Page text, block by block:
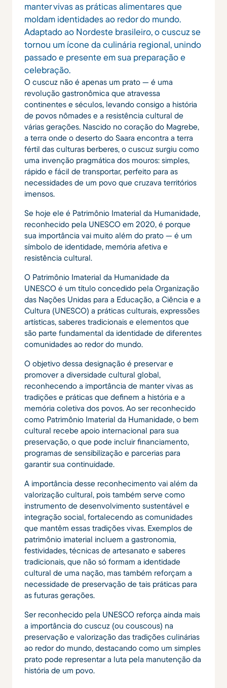
manter vivas as práticas alimentares que
moldam identidades ao redor do mundo.
Adaptado ao Nordeste brasileiro, o cuscuz se
tornou um ícone da culinária regional, unindo
passado e presente em sua preparação e
celebração.
O cuscuz não é apenas um prato — é uma
revolução gastronômica que atravessa
continentes e séculos, levando consigo a história
de povos nômades e a resistência cultural de
várias gerações. Nascido no coração do Magrebe,
a terra onde o deserto do Saara encontra a terra
fértil das culturas berberes, o cuscuz surgiu como
uma invenção pragmática dos mouros: simples,
rápido e fácil de transportar, perfeito para as
necessidades de um povo que cruzava territórios
imensos.
Se hoje ele é Patrimônio Imaterial da Humanidade,
reconhecido pela UNESCO em 2020, é porque
sua importância vai muito além do prato — é um
símbolo de identidade, memória afetiva e
resistência cultural.
O Patrimônio Imaterial da Humanidade da
UNESCO é um título concedido pela Organização
das Nações Unidas para a Educação, a Ciência e a
Cultura (UNESCO) a práticas culturais, expressões
artísticas, saberes tradicionais e elementos que
são parte fundamental da identidade de diferentes
comunidades ao redor do mundo.
O objetivo dessa designação é preservar e
promover a diversidade cultural global,
reconhecendo a importância de manter vivas as
tradições e práticas que definem a história e a
memória coletiva dos povos. Ao ser reconhecido
como Patrimônio Imaterial da Humanidade, o bem
cultural recebe apoio internacional para sua
preservação, o que pode incluir financiamento,
programas de sensibilização e parcerias para
garantir sua continuidade.
A importância desse reconhecimento vai além da
valorização cultural, pois também serve como
instrumento de desenvolvimento sustentável e
integração social, fortalecendo as comunidades
que mantêm essas tradições vivas. Exemplos de
patrimônio imaterial incluem a gastronomia,
festividades, técnicas de artesanato e saberes
tradicionais, que não só formam a identidade
cultural de uma nação, mas também reforçam a
necessidade de preservação de tais práticas para
as futuras gerações.
Ser reconhecido pela UNESCO reforça ainda mais
a importância do cuscuz (ou couscous) na
preservação e valorização das tradições culinárias
ao redor do mundo, destacando como um simples
prato pode representar a luta pela manutenção da
história de um povo.